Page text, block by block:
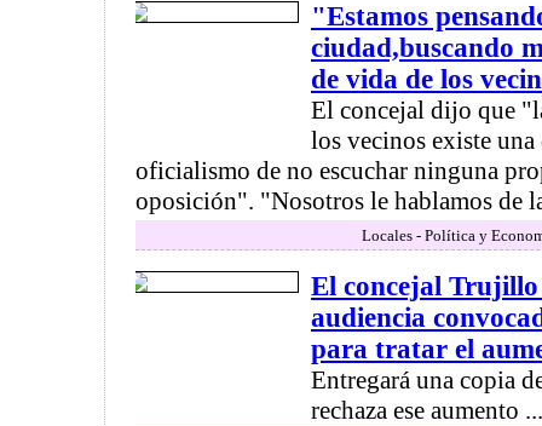
"Estamos
ciudad,buscando
de vida de los
El concejal dijo que
los vecinos existe
oficialismo de no escuchar ninguna
oposición". "Nosotros le hablamos de
Locales - Política y
El concejal Trujillo
audiencia
para tratar el
Entregará una copia
rechaza ese aumento ...